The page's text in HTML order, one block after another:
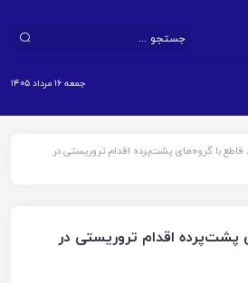
جمعه ۱۶ مرداد ۱۴۰۵
قاطع با گروه‌های پشت‌پرده اقدام تروریستی در
پشت‌پرده اقدام تروریستی در